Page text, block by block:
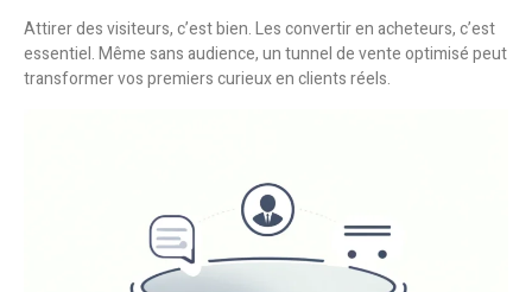
Attirer des visiteurs, c’est bien. Les convertir en acheteurs, c’est
essentiel. Même sans audience, un tunnel de vente optimisé peut
transformer vos premiers curieux en clients réels.